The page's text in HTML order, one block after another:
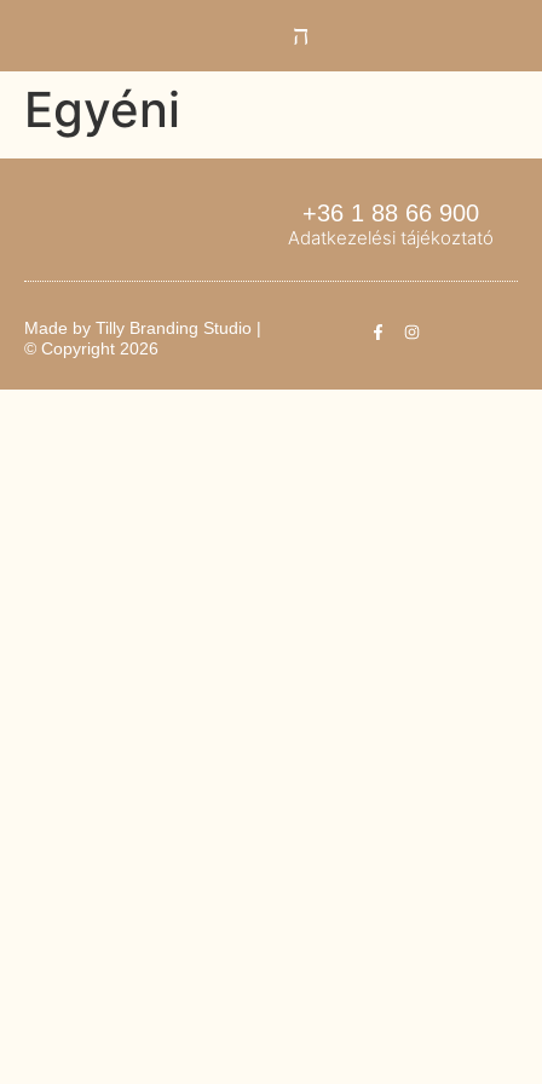
Egyéni
+36 1 88 66 900
Adatkezelési tájékoztató
Made by Tilly Branding Studio |
© Copyright 2026